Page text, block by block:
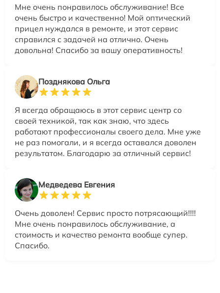
Мне очень понравилось обслуживание! Все
очень быстро и качественно! Мой оптический
прицел нуждался в ремонте, и этот сервис
справился с задачей на отлично. Очень
довольна! Спасибо за вашу оперативность!
Позднякова Ольга
Я всегда обращаюсь в этот сервис центр со
своей техникой, так как знаю, что здесь
работают профессионалы своего дела. Мне уже
не раз помогали, и я всегда оставался доволен
результатом. Благодарю за отличный сервис!
Медведева Евгения
Очень доволен! Сервис просто потрясающий!!!!
Мне очень понравилось обслуживание, а
стоимость и качество ремонта вообще супер.
Спасибо.